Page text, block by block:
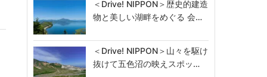
＜Drive! NIPPON＞歴史的建造
物と美しい湖畔をめぐる 会…
＜Drive! NIPPON＞山々を駆け
抜けて五色沼の映えスポッ…